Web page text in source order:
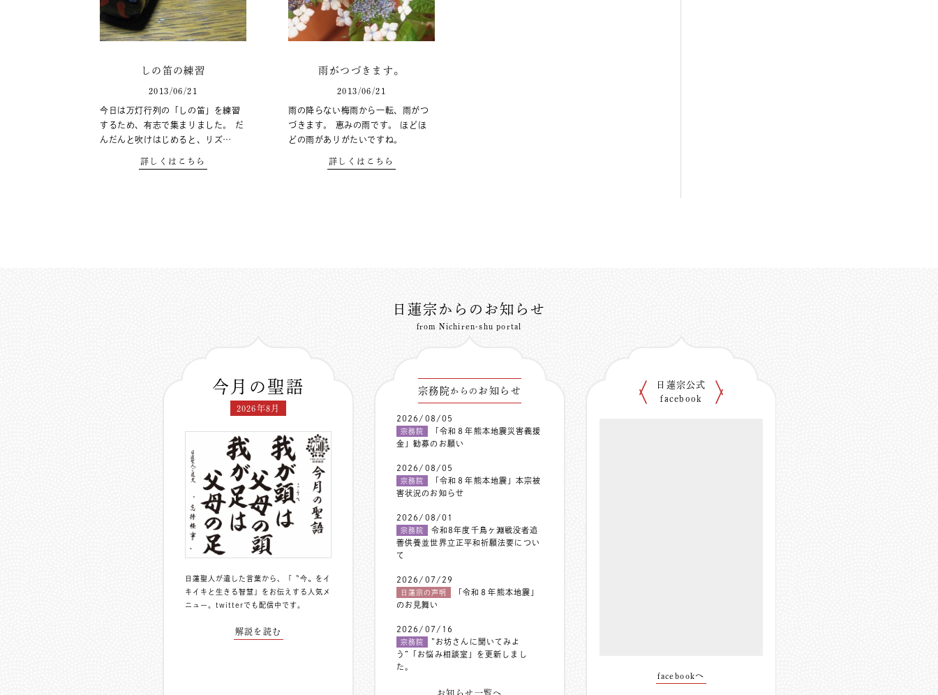
しの笛の練習
2013/06/21
今日は万灯行列の「しの笛」を練習
するため、有志で集まりました。 だ
んだんと吹けはじめると、リズ…
詳しくはこちら
雨がつづきます。
2013/06/21
雨の降らない梅雨から一転、雨がつ
づきます。 恵みの雨です。 ほどほ
どの雨がありがたいですね。
詳しくはこちら
日蓮宗からのお知らせ
from Nichiren-shu portal
今月の聖語
2026年8月
日蓮聖人が遺した言葉から、「〝今〟をイ
キイキと生きる智慧」をお伝えする人気メ
ニュー。 twitterでも配信中 です。
解説を読む
宗務院からの お知らせ
2026/08/05
宗務院
「令和８年熊本地震災害義援
金」勧募のお願い
2026/08/05
宗務院
「令和８年熊本地震」本宗被
害状況のお知らせ
2026/08/01
宗務院
令和8年度千鳥ヶ淵戦没者追
善供養並世界立正平和祈願法要につい
て
2026/07/29
日蓮宗の声明
「令和８年熊本地震」
のお見舞い
2026/07/16
宗務院
”お坊さんに聞いてみよ
う”「お悩み相談室」を更新しまし
た。
お知らせ一覧へ
日蓮宗公式
facebook
facebookへ